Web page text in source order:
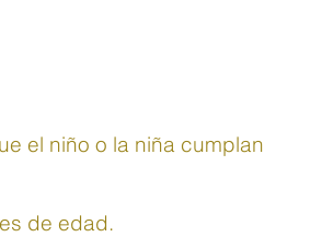
el niño o la niña cumplan
de edad.